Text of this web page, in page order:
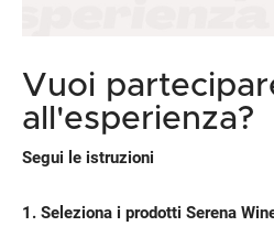
Vuoi
all'esperienza?
Segui le istruzioni
1. Seleziona i prodotti Serena